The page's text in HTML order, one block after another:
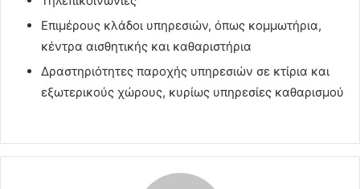
Επιμέρους κλάδοι υπηρεσιών, όπως κομμωτήρια,
κέντρα αισθητικής και καθαριστήρια
Δραστηριότητες παροχής υπηρεσιών σε κτίρια και
εξωτερικούς χώρους, κυρίως υπηρεσίες καθαρισμού